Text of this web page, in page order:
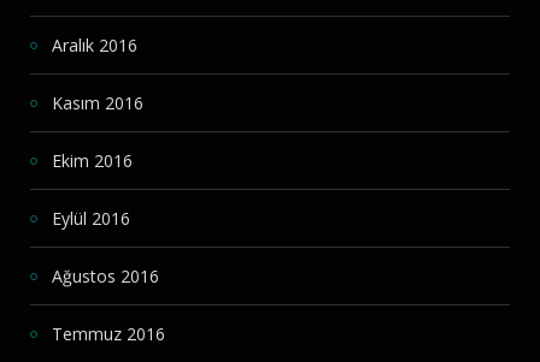
Aralık 2016
Kasım 2016
Ekim 2016
Eylül 2016
Ağustos 2016
Temmuz 2016